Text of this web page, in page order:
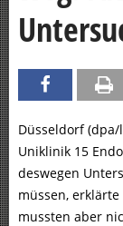
Düsseldorf
Uniklinik 15
deswegen
müssen,
mussten aber